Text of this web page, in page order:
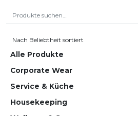
Alle Produkte
Corporate Wear
Service & Küche
House­keeping